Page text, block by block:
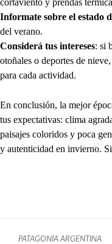
cortaviento y prendas
Informate sobre el estado
del verano.
Considerá tus intereses: si
otoñales o deportes de
para cada actividad.
En conclusión, la mejor
tus expectativas: clima
paisajes coloridos y poca
y autenticidad en invierno.
PATAGONIA ARGENTINA